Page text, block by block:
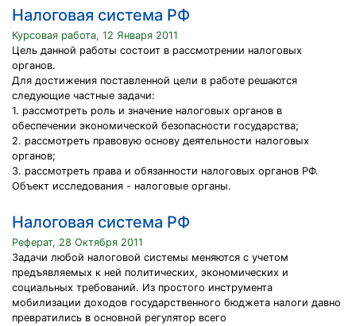
Налоговая система РФ
Курсовая работа, 12 Января 2011
Цель данной работы состоит в рассмотрении налоговых
органов.
Для достижения поставленной цели в работе решаются
следующие частные задачи:
1. рассмотреть роль и значение налоговых органов в
обеспечении экономической безопасности государства;
2. рассмотреть правовую основу деятельности налоговых
органов;
3. рассмотреть права и обязанности налоговых органов РФ.
Объект исследования - налоговые органы.
Налоговая система РФ
Реферат, 28 Октября 2011
Задачи любой налоговой системы меняются с учетом
предъявляемых к ней политических, экономических и
социальных требований. Из простого инструмента
мобилизации доходов государственного бюджета налоги давно
превратились в основной регулятор всего